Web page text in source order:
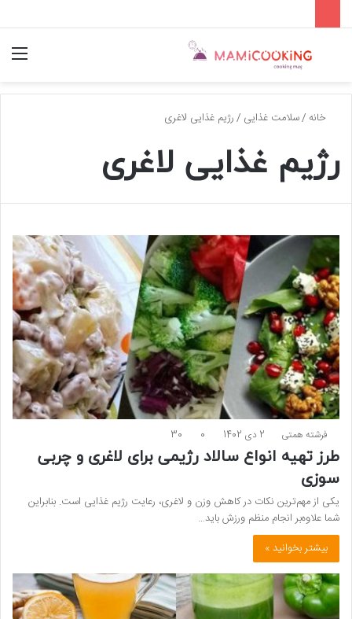
جستجو
خانه /سلامت غذایی /رژیم غذایی لاغری
رژیم غذایی لاغری
فرشته همتی 2 دی 1402 0
30
طرز تهیه انواع سالاد رژیمی برای لاغری و چربی
سوزی
یکی از مهم‌ترین نکات در کاهش وزن و لاغری، رعایت رژیم غذایی است. بنابراین
شما علاوه‌بر انجام منظم ورزش باید…
بیشتر بخوانید »